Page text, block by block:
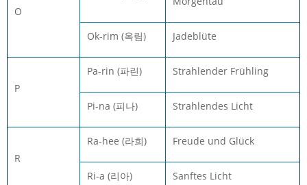
O
Ok-rim (옥림) Jadeblüte
P
Pa-rin (파린) Strahlender Frühling
Pi-na (피나) Strahlendes Licht
R
Ra-hee (라희) Freude und Glück
Ri-a (리아) Sanftes Licht